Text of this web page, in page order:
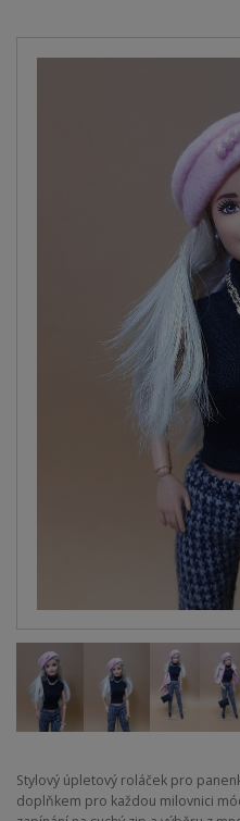
Stylový úpletový roláček pro
doplňkem pro každou milovnici